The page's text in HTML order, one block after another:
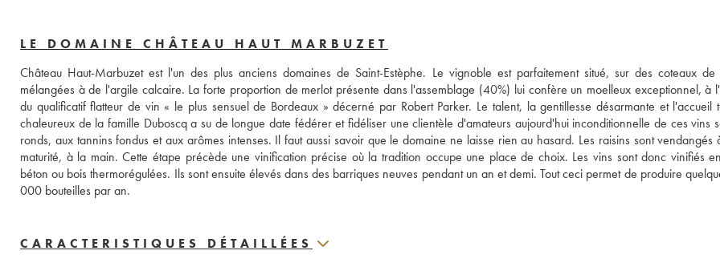
LE DOMAINE CHÂTEAU HAUT MARBUZET
Château Haut-Marbuzet est l'un des plus anciens domaines de Saint-Estèphe. Le vignoble est parfaitement situé, sur des coteaux de
mélangées à de l'argile calcaire. La forte proportion de merlot présente dans l'assemblage (40%) lui confère un moelleux exceptionnel, à
du qualificatif flatteur de vin « le plus sensuel de Bordeaux » décerné par Robert Parker. Le talent, la gentillesse désarmante et l'accueil
chaleureux de la famille Duboscq a su de longue date fédérer et fidéliser une clientèle d'amateurs aujourd'hui inconditionnelle de ces vins
ronds, aux tannins fondus et aux arômes intenses. Il faut aussi savoir que le domaine ne laisse rien au hasard. Les raisins sont vendangés
maturité, à la main. Cette étape précède une vinification précise où la tradition occupe une place de choix. Les vins sont donc vinifiés
béton ou bois thermorégulées. Ils sont ensuite élevés dans des barriques neuves pendant un an et demi. Tout ceci permet de produire
000 bouteilles par an.
CARACTERISTIQUES DÉTAILLÉES